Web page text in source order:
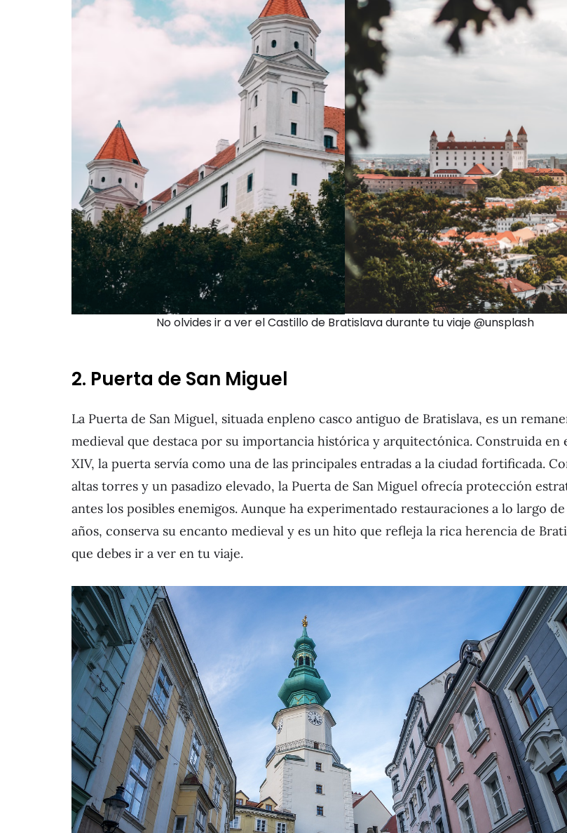
No olvides ir a ver el Castillo de Bratislava durante tu viaje @unsplash
2. Puerta de San Miguel
La Puerta de San Miguel, situada enpleno casco antiguo de Bratislava, es un
medieval que destaca por su importancia histórica y arquitectónica. Construida en
XIV, la puerta servía como una de las principales entradas a la ciudad fortificada.
altas torres y un pasadizo elevado, la Puerta de San Miguel ofrecía protección
antes los posibles enemigos. Aunque ha experimentado restauraciones a lo largo
años, conserva su encanto medieval y es un hito que refleja la rica herencia de
que debes ir a ver en tu viaje.